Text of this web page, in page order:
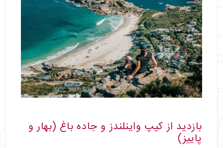
بازدید از کیپ واینلندز و جاده باغ (بهار و
پاییز)